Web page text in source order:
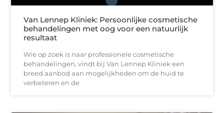
Van Lennep Kliniek: Persoonlijke cosmetische
behandelingen met oog voor een natuurlijk
resultaat
Wie op zoek is naar professionele cosmetische
behandelingen, vindt bij Van Lennep Kliniek een
breed aanbod aan mogelijkheden om de huid te
verbeteren en de